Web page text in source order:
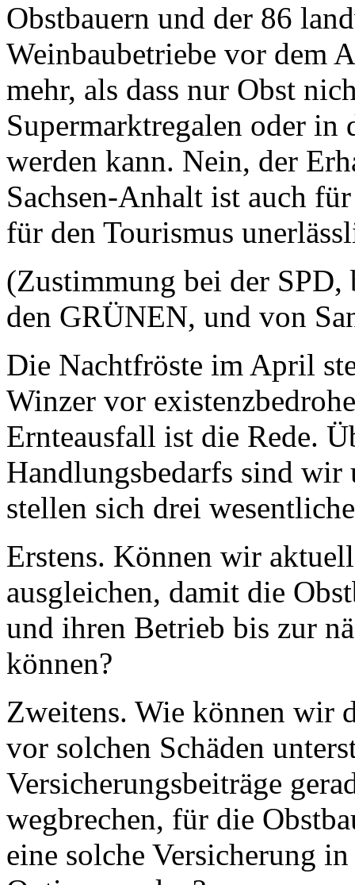
Obstbauern und der 86
Weinbaubetriebe vor dem
mehr, als dass nur Obst
Supermarktregalen oder in
werden kann. Nein, der
Sachsen-Anhalt ist auch
für den Tourismus
(Zustimmung bei der
den GRÜNEN, und von
Die Nachtfröste im April
Winzer vor
Ernteausfall ist die Rede.
Handlungsbedarfs sind
stellen sich drei
Erstens. Können wir
ausgleichen, damit die
und ihren Betrieb bis zur
können?
Zweitens. Wie können wir
vor solchen Schäden
Versicherungsbeiträge
wegbrechen, für die
eine solche Versicherung